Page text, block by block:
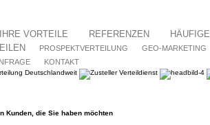
IHRE VORTEILE REFERENZEN
PROSPEKTVERTEILUNG GEO-MARKETING
KONTAKT
Kunden, die Sie haben möchten